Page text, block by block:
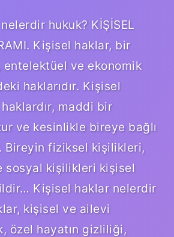
hukuk? KİŞİSEL
Kişisel haklar, bir
ve ekonomik
haklarıdır. Kişisel
maddi bir
ve kesinlikle bireye bağlı
Bireyin fiziksel kişilikleri,
sosyal kişilikleri kişisel
Kişisel haklar nelerdir
kişisel ve ailevi
özel hayatın gizliliği,